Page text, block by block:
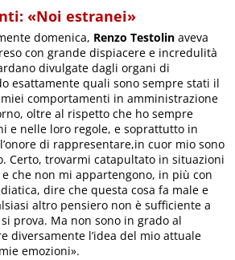
«Noi estranei»
domenica, Renzo Testolin aveva
con grande dispiacere e incredulità
divulgate dagli organi di
esattamente quali sono sempre stati il
comportamenti in amministrazione
oltre al rispetto che ho sempre
e nelle loro regole, e soprattutto in
di rappresentare,in cuor mio sono
Certo, trovarmi catapultato in situazioni
che non mi appartengono, in più con
dire che questa cosa fa male e
altro pensiero non è sufficiente a
prova. Ma non sono in grado al
diversamente l’idea del mio attuale
emozioni».